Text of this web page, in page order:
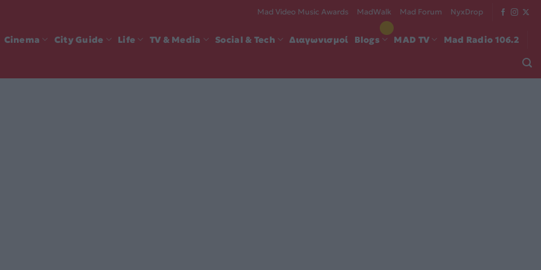
Mad Video Music Awards MadWalk Mad Forum NyxDrop
Cinema City Guide Life TV & Media Social & Tech Διαγωνισμοί Blogs MAD TV Mad Radio 106.2